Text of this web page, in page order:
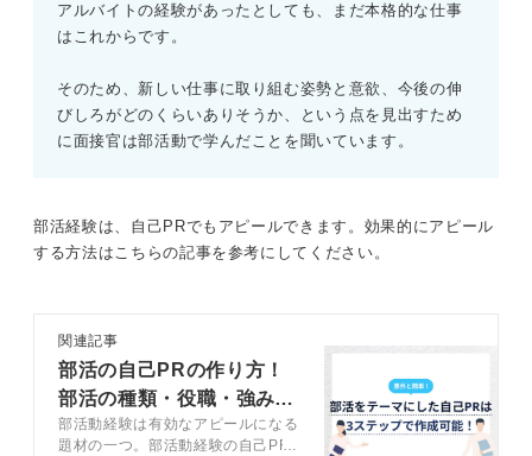
アルバイトの経験があったとしても、まだ本格的な仕事
はこれからです。
そのため、新しい仕事に取り組む姿勢と意欲、今後の伸
びしろがどのくらいありそうか、という点を見出すため
に面接官は部活動で学んだことを聞いています。
部活経験は、自己PRでもアピールできます。効果的にアピール
する方法はこちらの記事を参考にしてください。
関連記事
部活の自己PRの作り方！
部活の種類・役職・強み別
例文付き
部活動経験は有効なアピールになる
題材の一つ。部活動経験の自己PR